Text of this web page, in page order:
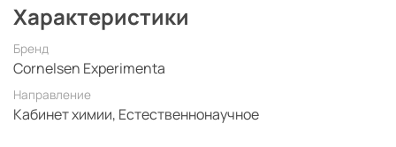
Характеристики
Бренд
Cornelsen Experimenta
Направление
Кабинет химии, Естественнонаучное